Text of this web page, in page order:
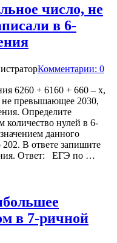
число, не
в 6-
Комментарии: 0
6260 + 6160 + 660 – x,
не превышающее 2030,
Определите
количество нулей в 6-
данного
В ответе запишите
Ответ: ЕГЭ по …
в 7-ричной